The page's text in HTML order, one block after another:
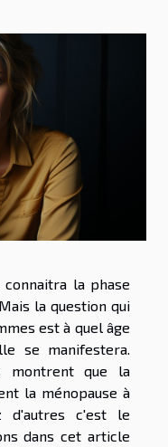
la phase
la question qui
est à quel âge
se manifestera.
montrent que la
la ménopause à
d'autres c'est le
dans cet article